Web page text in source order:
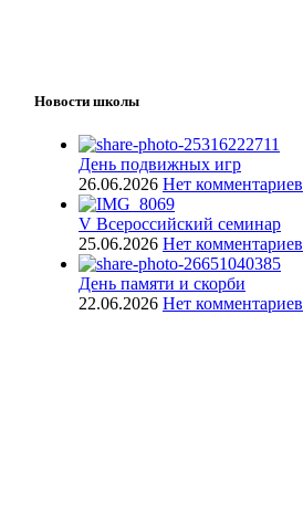
Новости школы
День подвижных игр
26.06.2026 Нет комментариев
V Всероссийский семинар
25.06.2026 Нет комментариев
День памяти и скорби
22.06.2026 Нет комментариев